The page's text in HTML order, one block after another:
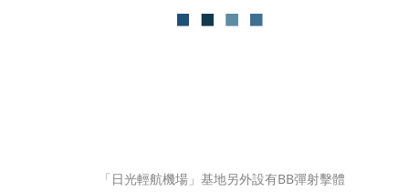
「日光輕航機場」基地另外設有BB彈射擊體